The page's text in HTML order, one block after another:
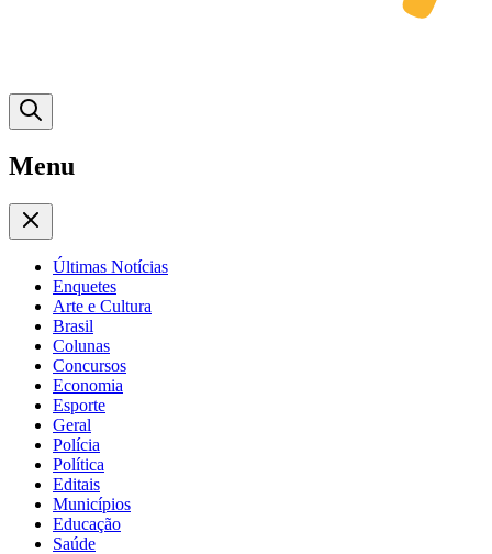
Menu
Últimas Notícias
Enquetes
Arte e Cultura
Brasil
Colunas
Concursos
Economia
Esporte
Geral
Polícia
Política
Editais
Municípios
Educação
Saúde